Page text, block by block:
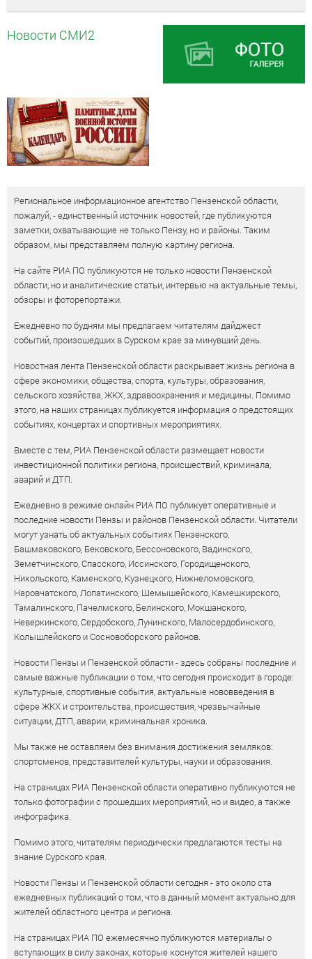
Новости СМИ2
Региональное информационное агентство Пензенской области,
пожалуй, - единственный источник новостей, где публикуются
заметки, охватывающие не только Пензу, но и районы. Таким
образом, мы представляем полную картину региона.
На сайте РИА ПО публикуются не только новости Пензенской
области, но и аналитические статьи, интервью на актуальные темы,
обзоры и фоторепортажи.
Ежедневно по будням мы предлагаем читателям дайджест
событий, произошедших в Сурском крае за минувший день.
Новостная лента Пензенской области раскрывает жизнь региона в
сфере экономики, общества, спорта, культуры, образования,
сельского хозяйства, ЖКХ, здравоохранения и медицины. Помимо
этого, на наших страницах публикуется информация о предстоящих
событиях, концертах и спортивных мероприятиях.
Вместе с тем, РИА Пензенской области размещает новости
инвестиционной политики региона, происшествий, криминала,
аварий и ДТП.
Ежедневно в режиме онлайн РИА ПО публикует оперативные и
последние новости Пензы и районов Пензенской области. Читатели
могут узнать об актуальных событиях Пензенского,
Башмаковского, Бековского, Бессоновского, Вадинского,
Земетчинского, Спасского, Иссинского, Городищенского,
Никольского, Каменского, Кузнецкого, Нижнеломовского,
Наровчатского, Лопатинского, Шемышейского, Камешкирского,
Тамалинского, Пачелмского, Белинского, Мокшанского,
Неверкинского, Сердобского, Лунинского, Малосердобинского,
Колышлейского и Сосновоборского районов.
Новости Пензы и Пензенской области - здесь собраны последние и
самые важные публикации о том, что сегодня происходит в городе:
культурные, спортивные события, актуальные нововведения в
сфере ЖКХ и строительства, происшествия, чрезвычайные
ситуации, ДТП, аварии, криминальная хроника.
Мы также не оставляем без внимания достижения земляков:
спортсменов, представителей культуры, науки и образования.
На страницах РИА Пензенской области оперативно публикуются не
только фотографии с прошедших мероприятий, но и видео, а также
инфографика.
Помимо этого, читателям периодически предлагаются тесты на
знание Сурского края.
Новости Пензы и Пензенской области сегодня - это около ста
ежедневных публикаций о том, что в данный момент актуально для
жителей областного центра и региона.
На страницах РИА ПО ежемесячно публикуются материалы о
вступающих в силу законах, которые коснутся жителей нашего